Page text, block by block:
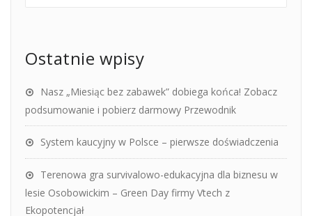
Ostatnie wpisy
Nasz „Miesiąc bez zabawek” dobiega końca! Zobacz
podsumowanie i pobierz darmowy Przewodnik
System kaucyjny w Polsce – pierwsze doświadczenia
Terenowa gra survivalowo-edukacyjna dla biznesu w
lesie Osobowickim – Green Day firmy Vtech z
Ekopotencjał